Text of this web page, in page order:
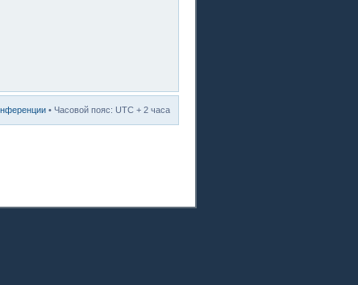
• Часовой пояс: UTC + 2 часа